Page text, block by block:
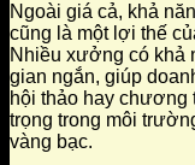
Ngoài giá cả, khả
cũng là một lợi thế
Nhiều xưởng có khả
gian ngắn, giúp
hội thảo hay chương
trọng trong môi
vàng bạc.